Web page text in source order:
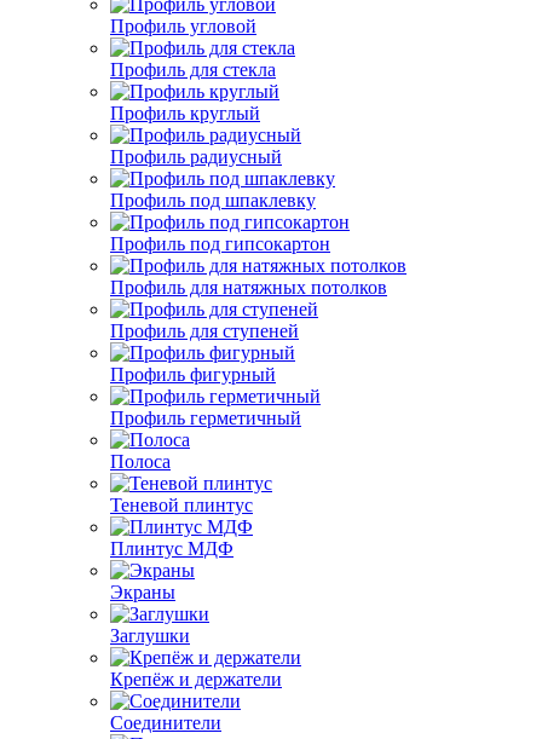
Профиль угловой
Профиль для стекла
Профиль круглый
Профиль радиусный
Профиль под шпаклевку
Профиль под гипсокартон
Профиль для натяжных потолков
Профиль для ступеней
Профиль фигурный
Профиль герметичный
Полоса
Теневой плинтус
Плинтус МДФ
Экраны
Заглушки
Крепёж и держатели
Соединители